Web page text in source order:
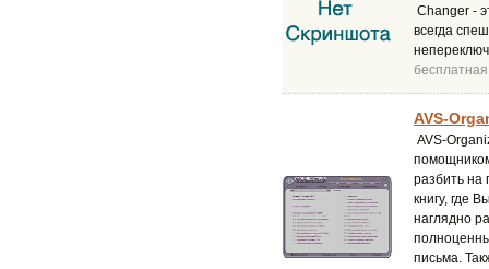
Changer -
всегда
бесплатная
AVS-
AVS-
разбить на
книгу, где
наглядно
письма.